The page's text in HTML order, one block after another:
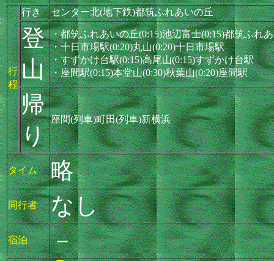
行
程
行き センター北(地下鉄)都筑ふれあいの丘
登
山
・都筑ふれあいの丘(0:15)池辺富士(0:15)都筑ふれ
・十日市場駅(0:20)丸山(0:20)十日市場駅
・すずかけ台駅(0:15)高尾山(0:15)すずかけ台駅
・座間駅(0:15)本堂山(0:30)秋葉山(0:20)座間駅
帰
り
座間(列車)町田(列車)新横浜
タイム 略
同行者 なし
宿泊 －